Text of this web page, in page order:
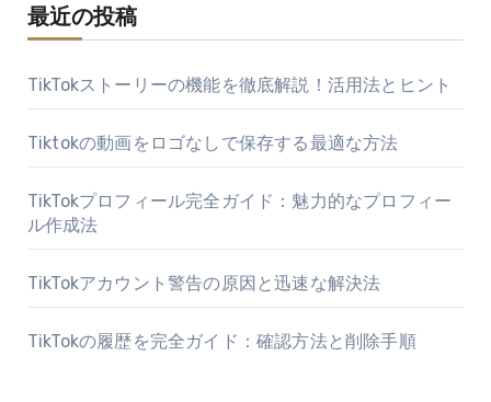
最近の投稿
TikTokストーリーの機能を徹底解説！活用法とヒント
Tiktokの動画をロゴなしで保存する最適な方法
TikTokプロフィール完全ガイド：魅力的なプロフィー
ル作成法
TikTokアカウント警告の原因と迅速な解決法
TikTokの履歴を完全ガイド：確認方法と削除手順